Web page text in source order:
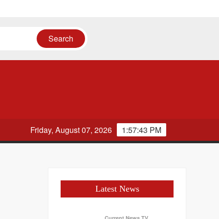
1:57:43 PM
Friday, August 07, 2026
Latest News